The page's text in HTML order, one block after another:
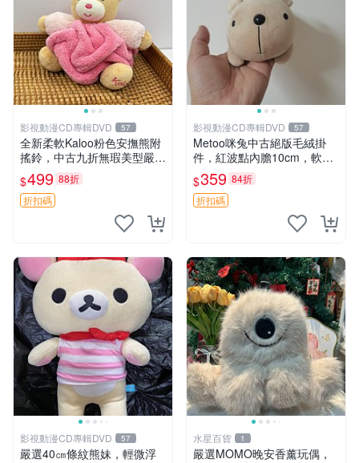
影視動漫CD專輯DVD 57
全新柔軟Kaloo粉色安撫熊附
搖鈴，中古九折無瑕美型嚴選
收藏 粉色 安撫 玩具
$499 88折
折扣碼
影視動漫CD專輯DVD 57
Metoo咪兔中古絕版毛絨掛
件，紅波點內膽10cm，軟糯
宜贈送收藏 咪熊 毛絨 掛件
$359 84折
折扣碼
影視動漫CD專輯DVD 57
嚴選40㎝條紋熊妹，輕微浮
水星百貨 1
嚴選MOMO晚安香薰玩偶，